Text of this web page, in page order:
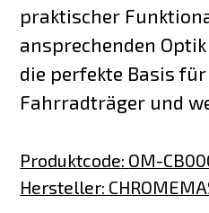
praktischer
ansprechenden
die perfekte Basis für
Fahrradträger und
Produktcode: OM-
Hersteller: